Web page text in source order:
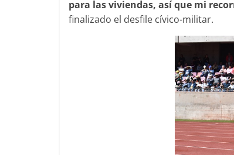
para las viviendas, así que mi
finalizado el desfile cívico-militar.